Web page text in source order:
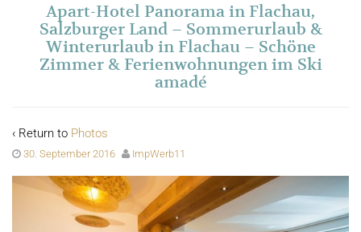
Apart-Hotel Panorama in Flachau,
Salzburger Land – Sommerurlaub &
Winterurlaub in Flachau – Schöne
Zimmer & Ferienwohnungen im Ski
amadé
‹ Return to Photos
30. September 2016 ImpWerb11